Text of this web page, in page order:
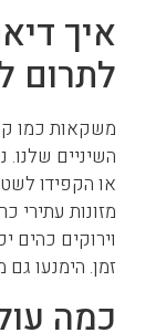
איך
לתרום
משקאות כמו
השיניים
או הקפידו
מזונות עתירי
וירוקים כהים
זמן. הימנעו גם
כמה